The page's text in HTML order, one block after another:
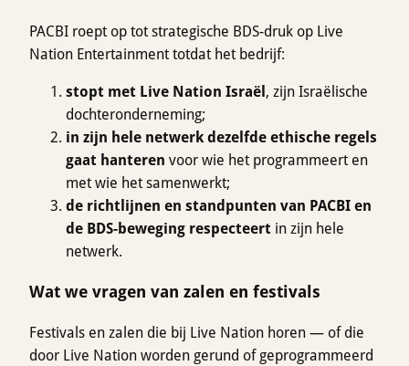
PACBI roept op tot strategische BDS-druk op Live
Nation Entertainment totdat het bedrijf:
stopt met Live Nation Israël , zijn Israëlische
dochteronderneming;
in zijn hele netwerk dezelfde ethische regels
gaat hanteren voor wie het programmeert en
met wie het samenwerkt;
de richtlijnen en standpunten van PACBI en
de BDS-beweging respecteert in zijn hele
netwerk.
Wat we vragen van zalen en festivals
Festivals en zalen die bij Live Nation horen — of die
door Live Nation worden gerund of geprogrammeerd